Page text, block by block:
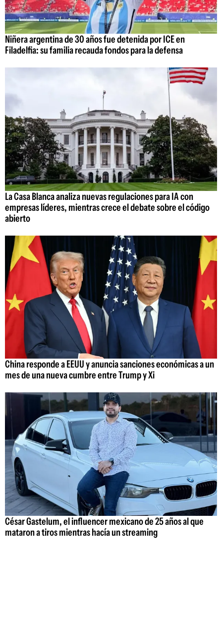
Niñera argentina de 30 años fue detenida por ICE en
Filadelfia: su familia recauda fondos para la defensa
La Casa Blanca analiza nuevas regulaciones para IA con
empresas líderes, mientras crece el debate sobre el código
abierto
China responde a EEUU y anuncia sanciones económicas a un
mes de una nueva cumbre entre Trump y Xi
César Gastelum, el influencer mexicano de 25 años al que
mataron a tiros mientras hacía un streaming